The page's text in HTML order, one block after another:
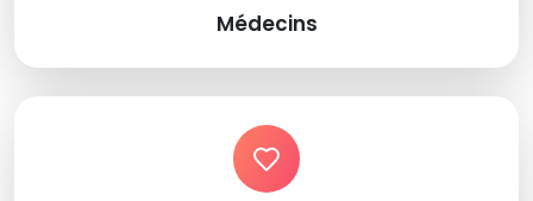
Médecins